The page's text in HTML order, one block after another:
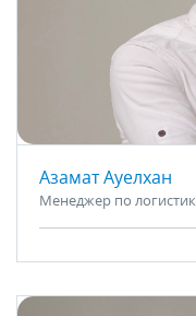
Азамат Ауелхан
Менеджер по